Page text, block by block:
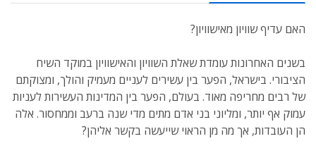
האם עדיף שוויון מאישוויון?
בשנים האחרונות עומדת שאלת השוויון והאישוויון במוקד השיח
הציבורי. בישראל, הפער בין עשירים לעניים מעמיק והולך, ומצוקתם
של רבים מחריפה מאוד. בעולם, הפער בין המדינות העשירות לעניות
עמוק אף יותר, ומליוני בני אדם מתים מדי שנה ברעב וממחסור. אלה
הן העובדות, אך מה מן הראוי שייעשה בקשר אליהן?